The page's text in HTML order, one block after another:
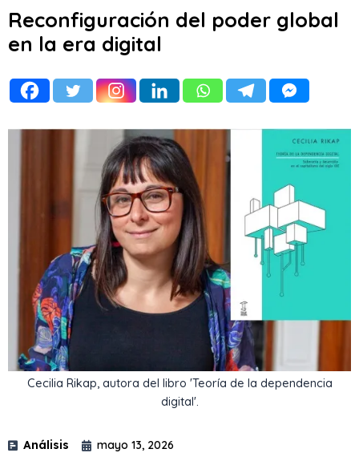
Reconfiguración del poder global
en la era digital
Cecilia Rikap, autora del libro 'Teoría de la dependencia
digital'.
Análisis mayo 13, 2026